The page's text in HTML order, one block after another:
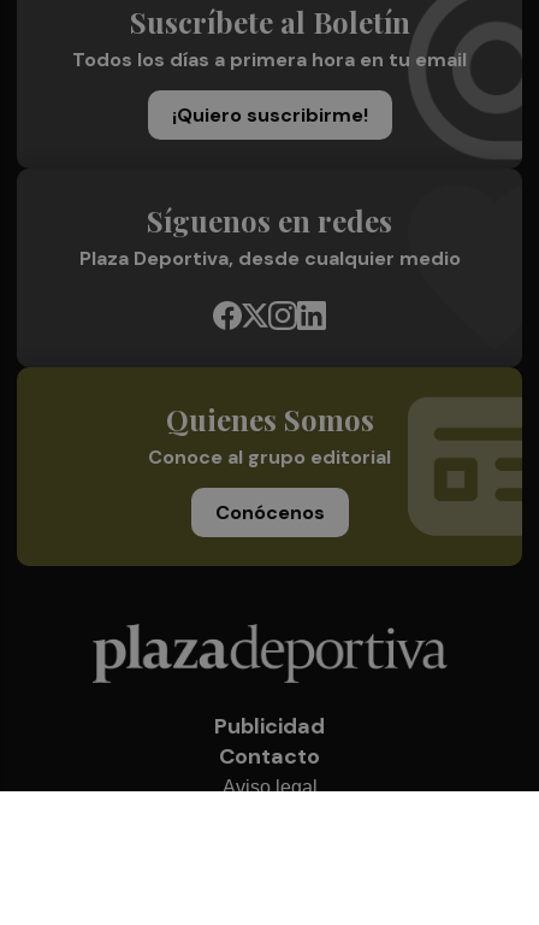
Suscríbete al Boletín
Todos los días a primera hora en tu email
¡Quiero suscribirme!
Síguenos en redes
Plaza Deportiva, desde cualquier medio
Quienes Somos
Conoce al grupo editorial
Conócenos
Publicidad
Contacto
Aviso legal